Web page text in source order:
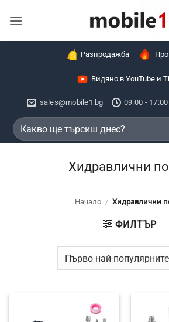
Разпродажба
Видяно в YouTube и
sales@mobile1.bg 09:00 - 17:00
Търсене
за:
Хидравлични
Начало / Хидравлични
ФИЛТЪР